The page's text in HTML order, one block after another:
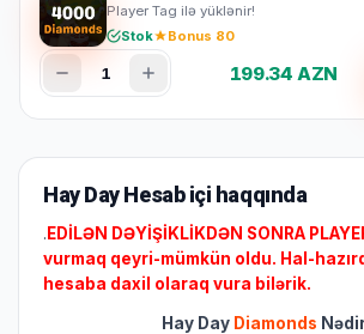
Player Tag ilə yüklənir!
Stok
Bonus 80
1 199.34 AZN
Hay Day Hesab içi haqqında
. EDİLƏN DƏYİŞİKLİKDƏN SONRA
vurmaq qeyri-mümkün oldu. Hal-
hesaba daxil olaraq vura bilərik.
Hay Day Diamonds